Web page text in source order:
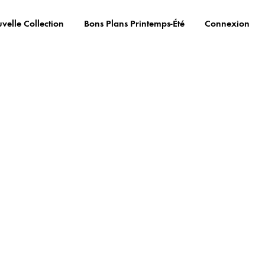
Collection Bons Plans Printemps-Été Connexion